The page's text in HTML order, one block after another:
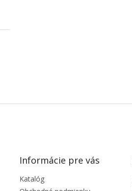
Informácie pre vás
Katalóg